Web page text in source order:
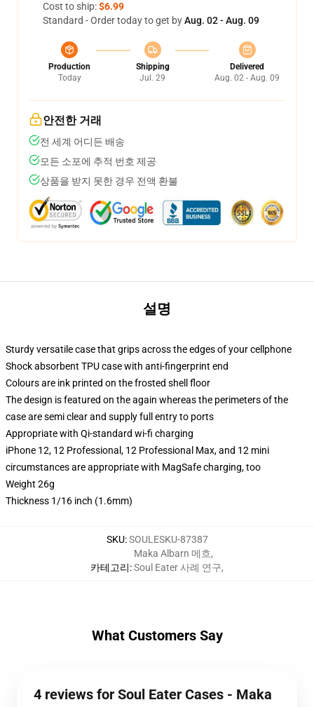
Cost to ship:$6.99
Standard - Order today to get byAug. 02 - Aug. 09
Production
Today
Shipping
Jul. 29
Delivered
Aug. 02 - Aug. 09
안전한 거래
전 세계 어디든 배송
모든 소포에 추적 번호 제공
상품을 받지 못한 경우 전액 환불
설명
Sturdy versatile case that grips across the edges of your cellphone
Shock absorbent TPU case with anti-fingerprint end
Colours are ink printed on the frosted shell floor
The design is featured on the again whereas the perimeters of the
case are semi clear and supply full entry to ports
Appropriate with Qi-standard wi-fi charging
iPhone 12, 12 Professional, 12 Professional Max, and 12 mini
circumstances are appropriate with MagSafe charging, too
Weight 26g
Thickness 1/16 inch (1.6mm)
SKU:SOULESKU-87387
카테고리:
Maka Albarn 메흐,
Soul Eater 사례 연구,
What Customers Say
4 reviews for Soul Eater Cases - Maka